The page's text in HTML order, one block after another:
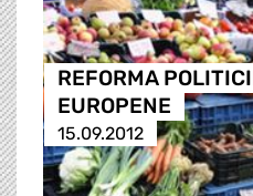
REFORMA
EUROPENE
15.09.2012